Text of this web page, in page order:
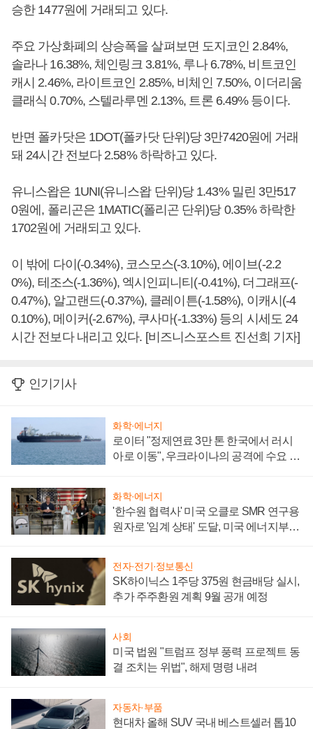
승한 1477원에 거래되고 있다.
주요 가상화폐의 상승폭을 살펴보면 도지코인 2.84%,
솔라나 16.38%, 체인링크 3.81%, 루나 6.78%, 비트코인
캐시 2.46%, 라이트코인 2.85%, 비체인 7.50%, 이더리움
클래식 0.70%, 스텔라루멘 2.13%, 트론 6.49% 등이다.
반면 폴카닷은 1DOT(폴카닷 단위)당 3만7420원에 거래
돼 24시간 전보다 2.58% 하락하고 있다.
유니스왑은 1UNI(유니스왑 단위)당 1.43% 밀린 3만517
0원에, 폴리곤은 1MATIC(폴리곤 단위)당 0.35% 하락한
1702원에 거래되고 있다.
이 밖에 다이(-0.34%), 코스모스(-3.10%), 에이브(-2.2
0%), 테조스(-1.36%), 엑시인피니티(-0.41%), 더그래프(-
0.47%), 알고랜드(-0.37%), 클레이튼(-1.58%), 이캐시(-4
0.10%), 메이커(-2.67%), 쿠사마(-1.33%) 등의 시세도 24
시간 전보다 내리고 있다. [비즈니스포스트 진선희 기자]
인기기사
화학·에너지
로이터 "정제연료 3만 톤 한국에서 러시
아로 이동", 우크라이나의 공격에 수요 늘
화학·에너지
'한수원 협력사' 미국 오클로 SMR 연구용
원자로 '임계 상태' 도달, 미국 에너지부
전자·전기·정보통신
SK하이닉스 1주당 375원 현금배당 실시,
추가 주주환원 계획 9월 공개 예정
사회
미국 법원 "트럼프 정부 풍력 프로젝트 동
결 조치는 위법", 해제 명령 내려
자동차·부품
현대차 올해 SUV 국내 베스트셀러 톱10